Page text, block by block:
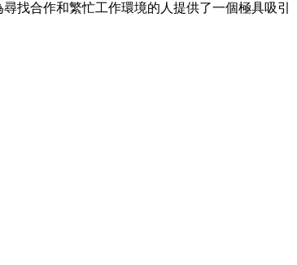
找合作和繁忙工作環境的人提供了一個極具吸引